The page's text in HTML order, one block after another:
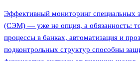
Эффективный мониторинг специальных
(СЭМ) — уже не опция, а обязанность:
процессы в банках, автоматизация и
подконтрольных структур способны